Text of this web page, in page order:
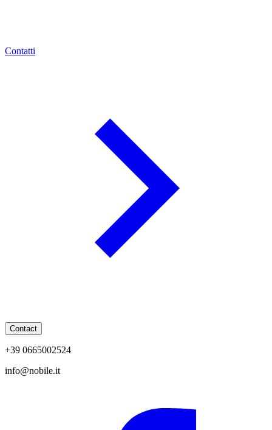
Contatti
Contact
+39 0665002524
info@nobile.it